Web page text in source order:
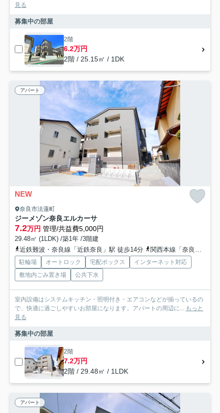
見る
募集中の部屋
2階
6.2万円
2階 / 25.15㎡ / 1DK
アパート
NEW
奈良市法蓮町
ジーメゾン奈良エルカーサ
7.2万円 管理/共益費5,000円
29.48㎡ (1LDK) /築1年 /3階建
近鉄難波・奈良線「近鉄奈良」駅 徒歩14分
関西本線「奈良」駅 徒歩19分
駐輪場 オートロック 宅配ボックス
インターネット対応
敷地内ごみ置き場
公共下水
室内設備はシステムキッチン・照明付き・エアコンなどが揃っているの
で、快適に過ごしやすいお部屋になります。アパートの周辺に... もっと
見る
募集中の部屋
2階
7.2万円
2階 / 29.48㎡ / 1LDK
アパート